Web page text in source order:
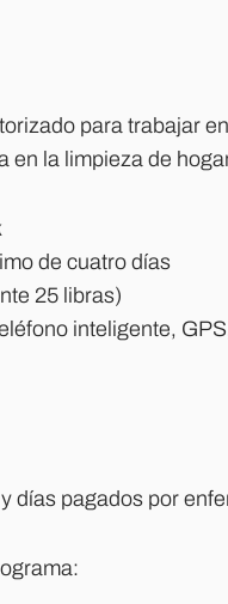
para trabajar
en la limpieza de
de cuatro días
25 libras)
inteligente,
días pagados por